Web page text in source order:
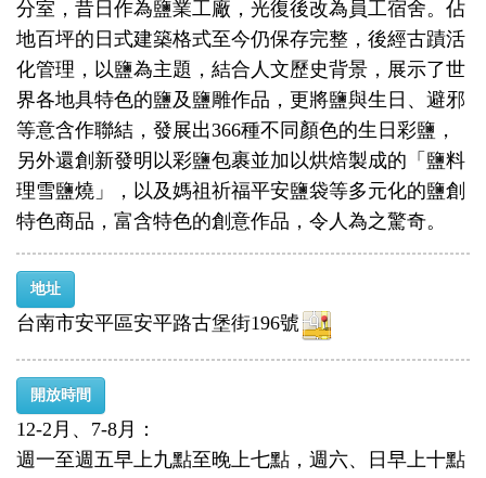
分室，昔日作為鹽業工廠，光復後改為員工宿舍。佔
地百坪的日式建築格式至今仍保存完整，後經古蹟活
化管理，以鹽為主題，結合人文歷史背景，展示了世
界各地具特色的鹽及鹽雕作品，更將鹽與生日、避邪
等意含作聯結，發展出366種不同顏色的生日彩鹽，
另外還創新發明以彩鹽包裹並加以烘焙製成的「鹽料
理雪鹽燒」，以及媽祖祈福平安鹽袋等多元化的鹽創
特色商品，富含特色的創意作品，令人為之驚奇。
地址
台南市安平區安平路古堡街196號
開放時間
12-2月、7-8月：
週一至週五早上九點至晚上七點，週六、日早上十點